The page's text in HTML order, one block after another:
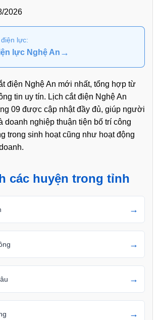
2026
lực:
lực Nghệ An →
điện Nghệ An mới nhất, tổng hợp từ
tin uy tín. Lịch cắt điện Nghệ An
09 được cập nhật đầy đủ, giúp người
doanh nghiệp thuận tiện bố trí công
trong sinh hoạt cũng như hoạt động
các huyện trong tỉnh
→
→
→
→